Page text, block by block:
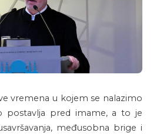
vremena u kojem se nalazimo
postavlja pred imame, a to je
međusobna brige i